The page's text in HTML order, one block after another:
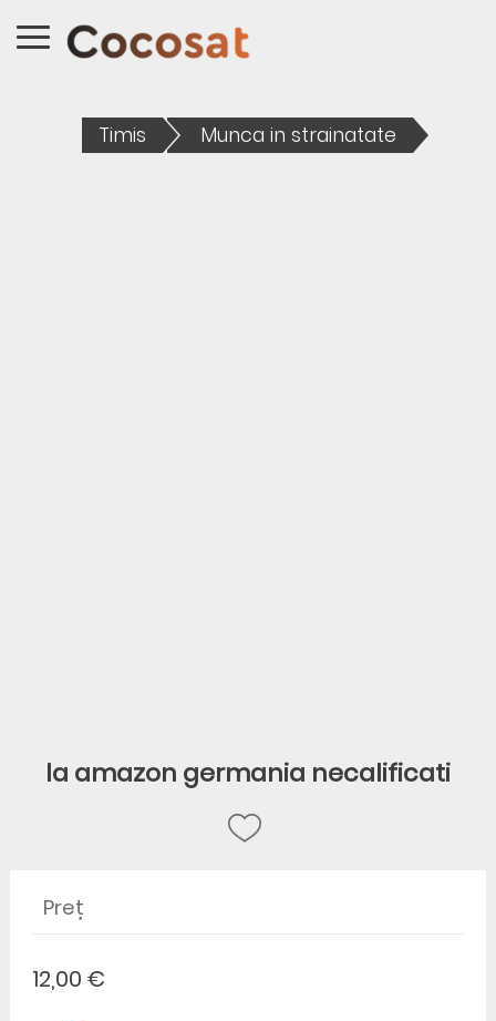
Timis Munca in strainatate
la amazon germania necalificati
Preț
12,00 €